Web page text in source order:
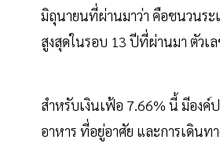
มิถุนายนที่ผ่านมาว่า คือชนวนระ
สูงสุดในรอบ 13 ปีที่ผ่านมา ตัวเ
สำหรับเงินเฟ้อ 7.66% นี้ มีอง
อาหาร ที่อยู่อาศัย และการเดิน